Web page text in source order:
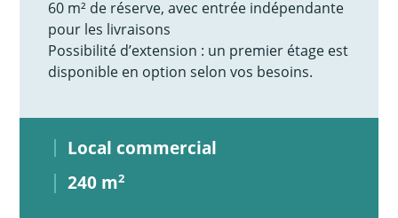
60 m² de réserve, avec entrée indépendante
pour les livraisons
Possibilité d’extension : un premier étage est
disponible en option selon vos besoins.
Local commercial
240 m2